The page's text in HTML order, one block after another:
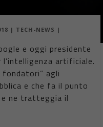
| TECH-NEWS |
e oggi presidente
artificiale.
agli
e che fa il punto
ne tratteggia il